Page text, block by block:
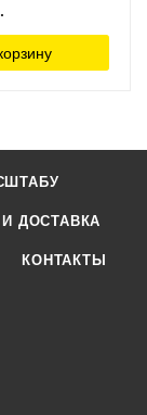
ДОСТАВКА
КОНТАКТЫ